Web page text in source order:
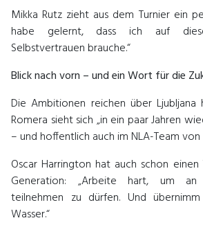
Mikka Rutz zieht aus dem Turnier ein
habe gelernt, dass ich auf
Selbstvertrauen brauche.“
Blick nach vorn – und ein Wort für die
Die Ambitionen reichen über Ljubljana
Romera sieht sich „in ein paar Jahren
– und hoffentlich auch im NLA-Team von
Oscar Harrington hat auch schon
Generation: „Arbeite hart, um an
teilnehmen zu dürfen. Und
Wasser.“